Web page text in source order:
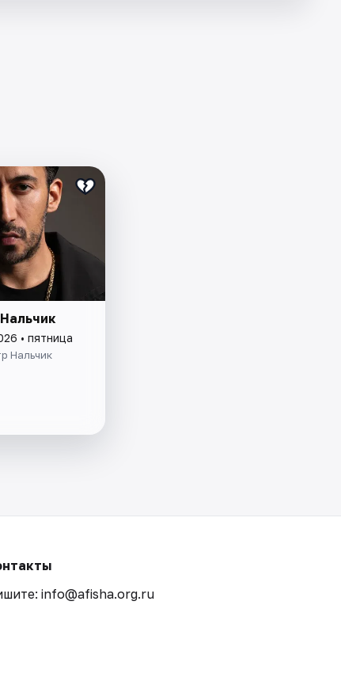
• пятница
Нальчик
info@afisha.org.ru